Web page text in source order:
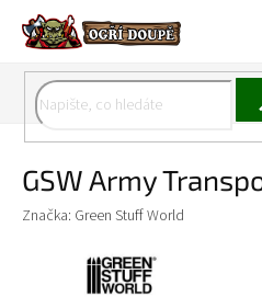
obsah
GSW Army
Značka: Green Stuff World